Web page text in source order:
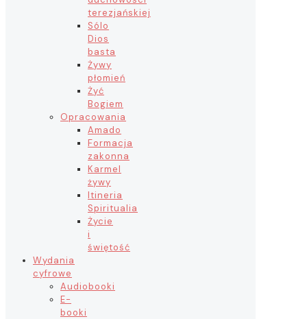
terezjańskiej
Sólo
Dios
basta
Żywy
płomień
Żyć
Bogiem
Opracowania
Amado
Formacja
zakonna
Karmel
żywy
Itineria
Spiritualia
Życie
i
świętość
Wydania
cyfrowe
Audiobooki
E-
booki